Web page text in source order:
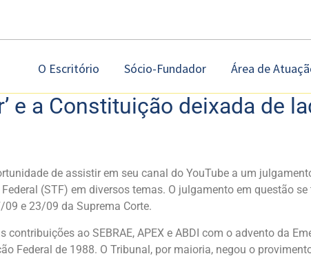
O Escritório Sócio-Fundador Área de
e a Constituição deixada de
de assistir em seu canal do YouTube a um
(STF) em diversos temas. O julgamento em questão
09 e 23/09 da Suprema Corte.
ao SEBRAE, APEX e ABDI com o advento da
Federal de 1988. O Tribunal, por maioria, negou o